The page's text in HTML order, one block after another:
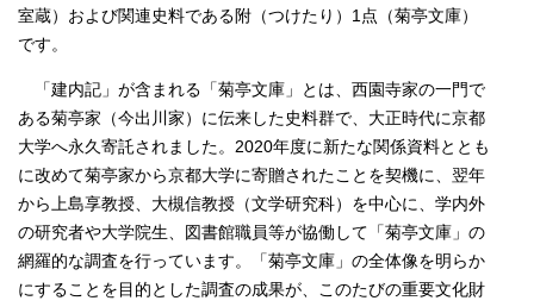
室蔵）および関連史料である附（つけたり） 1点（菊亭文庫）
です。
「建内記」が含まれる「菊亭文庫」とは、西園寺家の一門で
ある菊亭家（今出川家）に伝来した史料群で、大正時代に京都
大学へ永久寄託されました。 2020年度に新たな関係資料ととも
に改めて菊亭家から京都大学に寄贈されたことを契機に、翌年
から上島享教授、大槻信教授（文学研究科）を中心に、学内外
の研究者や大学院生、図書館職員等が協働して「菊亭文庫」の
網羅的な調査を行っています。「菊亭文庫」の全体像を明らか
にすることを目的とした調査の成果が、このたびの重要文化財